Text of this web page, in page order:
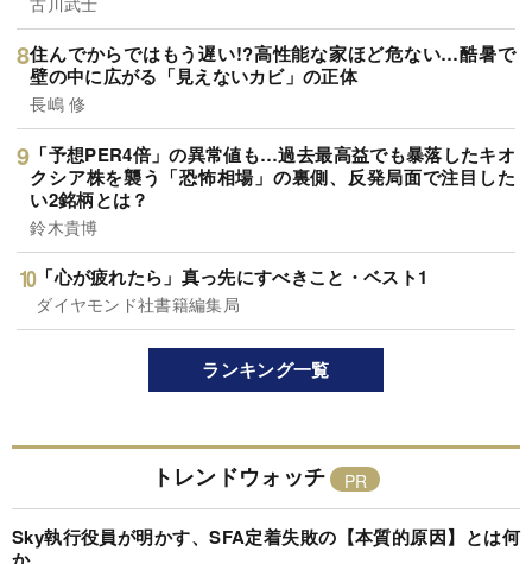
住んでからではもう遅い!?高性能な家ほど危ない…酷暑で
壁の中に広がる「見えないカビ」の正体
長嶋 修
「予想PER4倍」の異常値も…過去最高益でも暴落したキオ
クシア株を襲う「恐怖相場」の裏側、反発局面で注目した
い2銘柄とは？
鈴木貴博
「心が疲れたら」真っ先にすべきこと・ベスト1
ダイヤモンド社書籍編集局
ランキング一覧
トレンドウォッチ
Sky執行役員が明かす、SFA定着失敗の【本質的原因】とは何